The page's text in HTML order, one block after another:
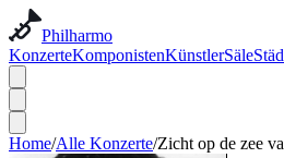
Philharmo
KonzerteKomponistenKünstlerSäle
Home/Alle Konzerte/Zicht op de zee